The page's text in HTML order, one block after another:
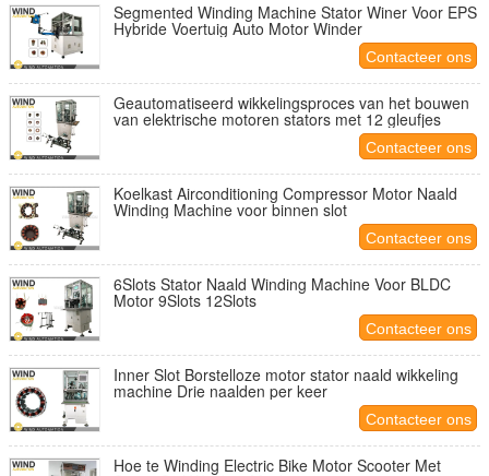
Segmented Winding Machine Stator Winer Voor EPS
Hybride Voertuig Auto Motor Winder
Contacteer ons
Geautomatiseerd wikkelingsproces van het bouwen
van elektrische motoren stators met 12 gleufjes
Contacteer ons
Koelkast Airconditioning Compressor Motor Naald
Winding Machine voor binnen slot
Contacteer ons
6Slots Stator Naald Winding Machine Voor BLDC
Motor 9Slots 12Slots
Contacteer ons
Inner Slot Borstelloze motor stator naald wikkeling
machine Drie naalden per keer
Contacteer ons
Hoe te Winding Electric Bike Motor Scooter Met